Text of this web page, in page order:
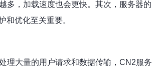
多，加载速度也会更快。其次，服务器的
优化至关重要。
理大量的用户请求和数据传输，CN2服务